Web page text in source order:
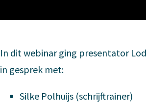
In dit webinar ging presentator
in gesprek met:
Silke Polhuijs (schrijftrainer)